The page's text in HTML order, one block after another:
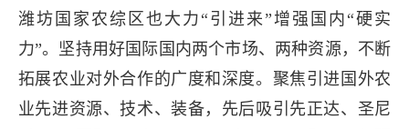
潍坊国家农综区也大力“引进来”增强国内“硬实
力”。坚持用好国际国内两个市场、两种资源，不断
拓展农业对外合作的广度和深度。聚焦引进国外农
业先进资源、技术、装备，先后吸引先正达、圣尼